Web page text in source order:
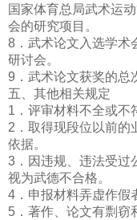
国家体育总局武术运
会的研究项目。
8．武术论文入选学术
研讨会。
9．武术论文获奖的总
五、其他相关规定
1．评审材料不全或不
2．取得现段位以前的
依据。
3．因违规、违法受过
视为武德不合格。
4．申报材料弄虚作假
5．著作、论文有剽窃